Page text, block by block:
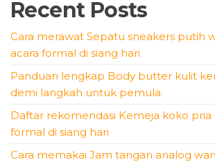
Recent Posts
Cara merawat Sepatu sneakers putih
acara formal di siang hari
Panduan lengkap Body butter kulit
demi langkah untuk pemula.
Daftar rekomendasi Kemeja koko pria
formal di siang hari
Cara memakai Jam tangan analog